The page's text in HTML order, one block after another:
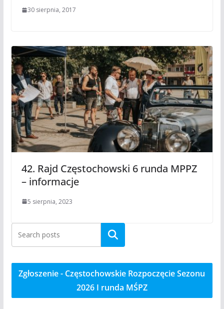
30 sierpnia, 2017
42. Rajd Częstochowski 6 runda MPPZ
– informacje
5 sierpnia, 2023
Szukaj
Zgłoszenie - Częstochowskie Rozpoczęcie Sezonu
2026 I runda MŚPZ